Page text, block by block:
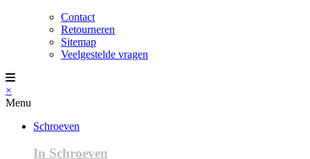
Contact
Retourneren
Sitemap
Veelgestelde vragen
×
Menu
Schroeven
In Schroeven